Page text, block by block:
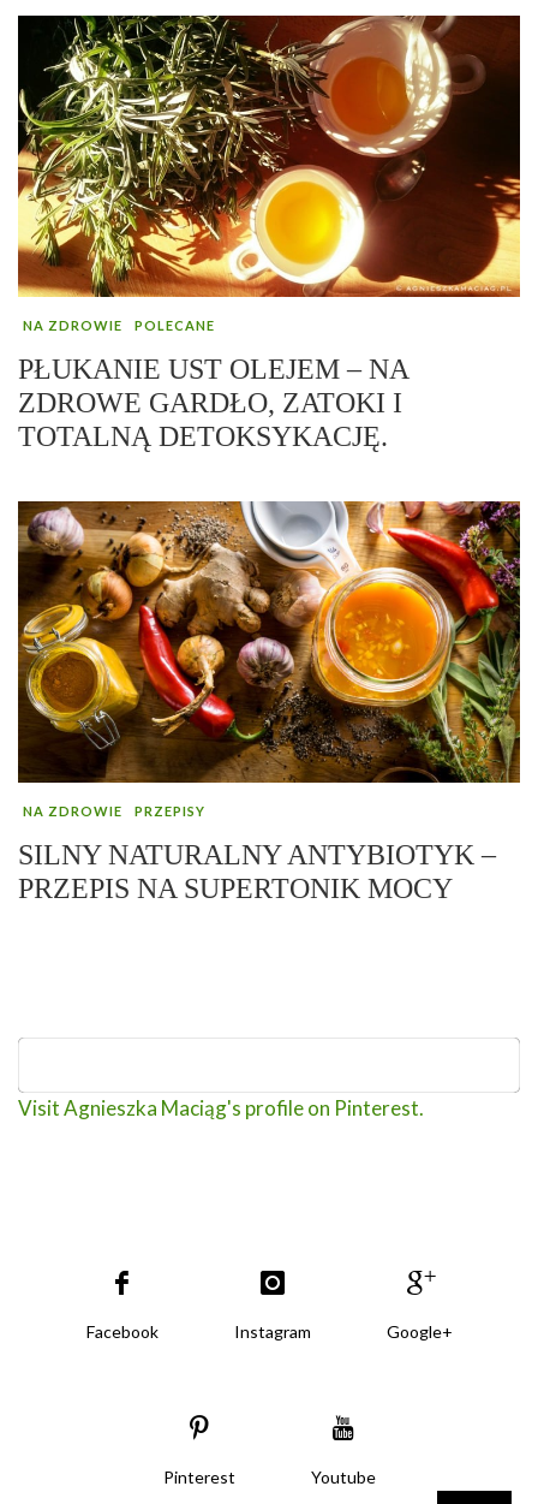
NA ZDROWIE POLECANE
PŁUKANIE UST OLEJEM – NA
ZDROWE GARDŁO, ZATOKI I
TOTALNĄ DETOKSYKACJĘ.
NA ZDROWIE PRZEPISY
SILNY NATURALNY ANTYBIOTYK –
PRZEPIS NA SUPERTONIK MOCY
Visit Agnieszka Maciąg's profile on Pinterest.
Facebook Instagram Google+
Pinterest Youtube